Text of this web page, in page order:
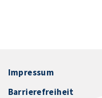
Impressum
Barrierefreiheit